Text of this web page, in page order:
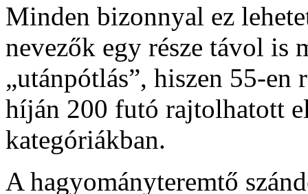
Minden bizonnyal ez
nevezők egy része távol is
„utánpótlás”, hiszen 55-
híján 200 futó rajtolhatott
kategóriákban.
A hagyományteremtő